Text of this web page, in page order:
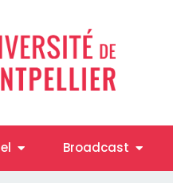
Ouvrir Audiovisuel
Broadcast